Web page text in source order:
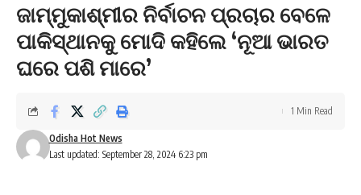
ଜାମ୍ମୁକାଶ୍ମୀର ନିର୍ବାଚନ ପ୍ରଚାର ବେଳେ
ପାକିସ୍ଥାନକୁ ମୋଦି କହିଲେ ‘ନୂଆ ଭାରତ
ଘରେ ପଶି ମାରେ’
Last updated: September 28, 2024 6:23 pm
Odisha Hot News
1 Min Read